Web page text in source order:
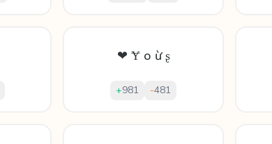
❤ Ɏ о ừ ʂ
+981 -481